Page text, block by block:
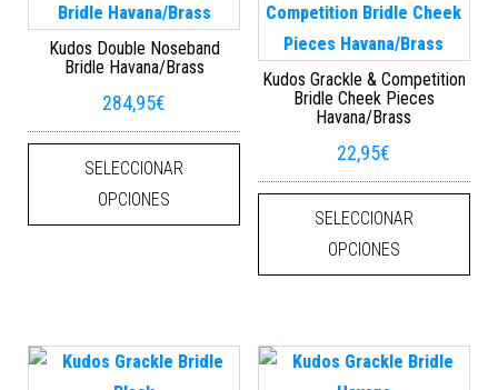
Kudos Double Noseband
Bridle Havana/Brass
284,95€
SELECCIONAR
OPCIONES
Este producto tiene múltiples
Kudos Grackle & Competition
Bridle Cheek Pieces
Havana/Brass
22,95€
SELECCIONAR
OPCIONES